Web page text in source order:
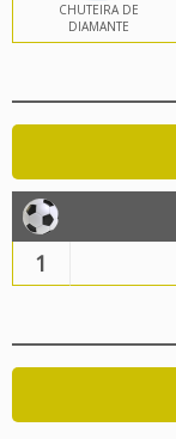
CHUTEIRA DE
DIAMANTE
1